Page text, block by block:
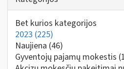
Bet kurios kategorijos
2023 (225)
Naujiena (46)
Gyventojų pajamų mokestis